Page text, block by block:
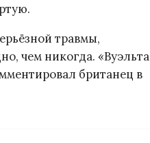
травмы,
чем никогда. «Вуэльта
британец в